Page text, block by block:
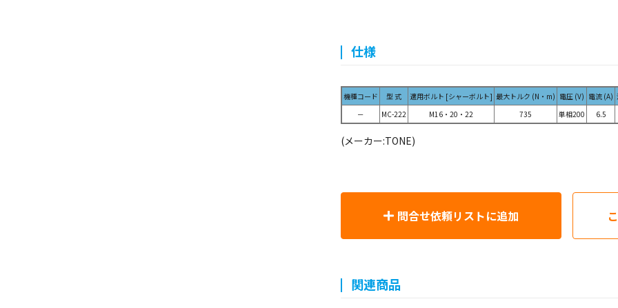
仕様
機種コード 型 式 適用ボルト [シャーボルト] 最大トルク (N・m) 電圧 (V) 電流 (A)
－
MC-222 M16・20・22 735 単相200 6.5
(メーカー:TONE)
問合せ依頼リストに追加
関連商品